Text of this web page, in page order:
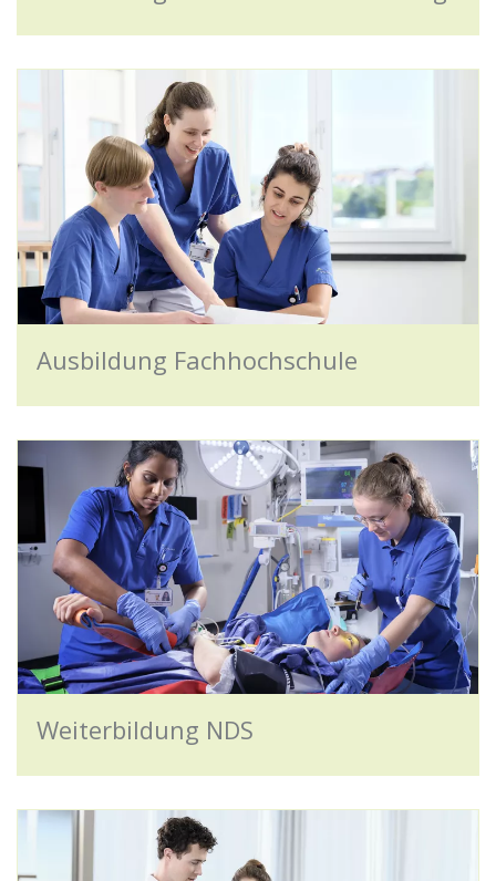
Ausbildung Fachhochschule
Weiterbildung NDS